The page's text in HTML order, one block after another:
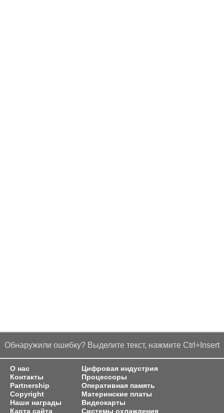
Обнаружили ошибку? Выделите текст, нажмите Ctrl+Insert
О нас
Контакты
Partnership
Copyright
Наши награды
Карта сайта
Цифровая индустрия
Процессоры
Оперативная память
Материнские платы
Видеокарты
Системы охлаждения